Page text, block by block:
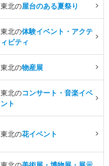
東北の屋台のある夏祭り
東北の体験イベント・アクテ
ィビティ
東北の物産展
東北のコンサート・音楽イベ
ント
東北の花イベント